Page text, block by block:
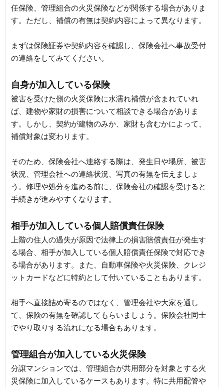
任保険、管理組合の火災保険などが関係する場合がありま
す。ただし、補償の有無は契約内容によって異なります。
まずは保険証券や契約内容を確認し、保険会社へ事故受付
の連絡をしてみてください。
自身が加入している保険
被害を受けた側の火災保険に水濡れ補償が含まれていれ
ば、建物や家財の損害について相談できる場合がありま
す。しかし、契約が建物のみか、家財も含むかによって、
補償対象は変わります。
そのため、保険会社へ連絡する際は、発生日や場所、被害
状況、管理会社への連絡状況、写真の有無を伝えましょ
う。修理や処分を進める前に、保険会社の確認を受けると
手続きが進みやすくなります。
相手が加入している個人賠償責任保険
上階の住人の過失が原因で法律上の損害賠償責任が発生す
る場合、相手が加入している個人賠償責任保険で対応でき
る場合があります。また、自動車保険や火災保険、クレジ
ットカードなどに特約として付いていることもあります。
相手へ直接詰め寄るのではなく、管理会社や大家を通し
て、保険の有無を確認してもらいましょう。保険会社同士
でやり取りする流れになる場合もあります。
管理組合が加入している火災保険
分譲マンションでは、管理組合が共用部分を対象とする火
災保険に加入しているケースもあります。特に共用配管や